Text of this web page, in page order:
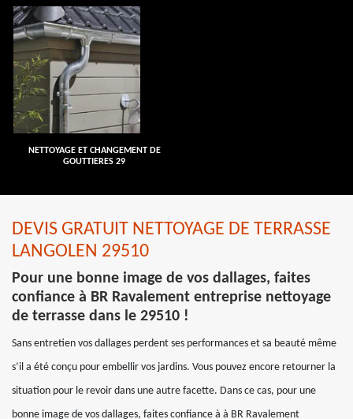
NETTOYAGE ET CHANGEMENT DE
GOUTTIERES 29
DEVIS GRATUIT NETTOYAGE DE TERRASSE
LANGOLEN 29510
Pour une bonne image de vos dallages, faites
confiance à BR Ravalement entreprise nettoyage
de terrasse dans le 29510 !
Sans entretien vos dallages perdent ses performances et sa beauté même
s’il a été conçu pour embellir vos jardins. Vous pouvez encore retourner la
situation pour le revoir dans une autre facette. Dans ce cas, pour une
bonne image de vos dallages, faites confiance à à BR Ravalement